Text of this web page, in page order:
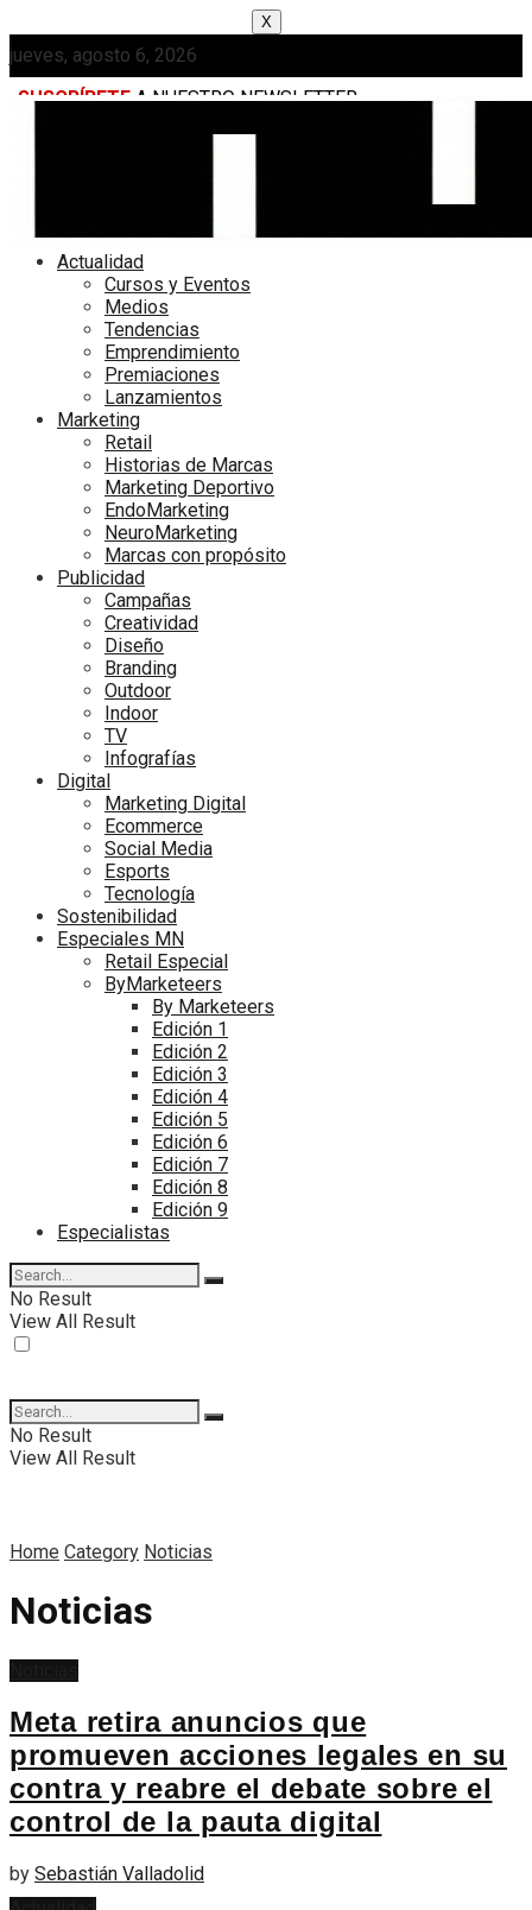
X
jueves, agosto 6, 2026
SUSCRÍBETE A NUESTRO NEWSLETTER
Actualidad
Cursos y Eventos
Medios
Tendencias
Emprendimiento
Premiaciones
Lanzamientos
Marketing
Retail
Historias de Marcas
Marketing Deportivo
EndoMarketing
NeuroMarketing
Marcas con propósito
Publicidad
Campañas
Creatividad
Diseño
Branding
Outdoor
Indoor
TV
Infografías
Digital
Marketing Digital
Ecommerce
Social Media
Esports
Tecnología
Sostenibilidad
Especiales MN
Retail Especial
ByMarketeers
By Marketeers
Edición 1
Edición 2
Edición 3
Edición 4
Edición 5
Edición 6
Edición 7
Edición 8
Edición 9
Especialistas
No Result
View All Result
No Result
View All Result
Home Category Noticias
Noticias
Meta retira anuncios que
promueven acciones legales en su
contra y reabre el debate sobre el
control de la pauta digital
by Sebastián Valladolid